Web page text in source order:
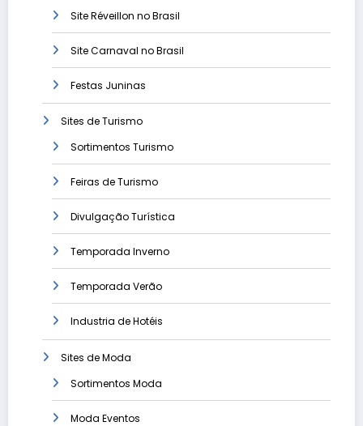
Site Réveillon no Brasil
Site Carnaval no Brasil
Festas Juninas
Sites de Turismo
Sortimentos Turismo
Feiras de Turismo
Divulgação Turística
Temporada Inverno
Temporada Verão
Industria de Hotéis
Sites de Moda
Sortimentos Moda
Moda Eventos